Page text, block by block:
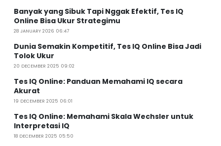
Banyak yang Sibuk Tapi Nggak Efektif, Tes IQ
Online Bisa Ukur Strategimu
28 JANUARY 2026 06:47
Dunia Semakin Kompetitif, Tes IQ Online Bisa Jadi
Tolok Ukur
20 DECEMBER 2025 09:02
Tes IQ Online: Panduan Memahami IQ secara
Akurat
19 DECEMBER 2025 06:01
Tes IQ Online: Memahami Skala Wechsler untuk
Interpretasi IQ
18 DECEMBER 2025 05:50